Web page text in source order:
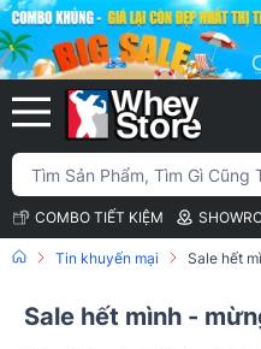
COMBO TIẾT KIỆM
Tin khuyến mại Sale hết
Sale hết mình -